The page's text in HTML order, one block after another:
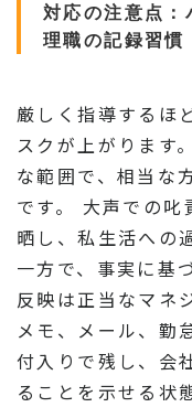
対応の注意点：
理職の記録習慣
厳しく指導するほ
スクが上がります
な範囲で、相当な
です。 大声での
晒し、私生活への
一方で、事実に基
反映は正当なマネ
メモ、メール、勤
付入りで残し、会
ることを示せる状